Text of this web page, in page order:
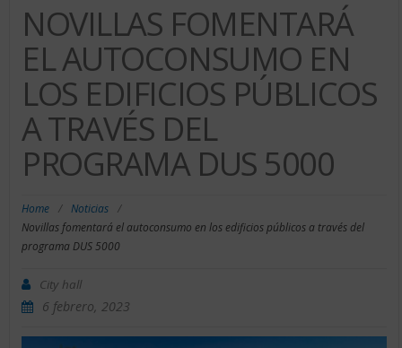
NOVILLAS FOMENTARÁ
EL AUTOCONSUMO EN
LOS EDIFICIOS PÚBLICOS
A TRAVÉS DEL
PROGRAMA DUS 5000
Home / Noticias /
Novillas fomentará el autoconsumo en los edificios públicos a través del
programa DUS 5000
City hall
6 febrero, 2023